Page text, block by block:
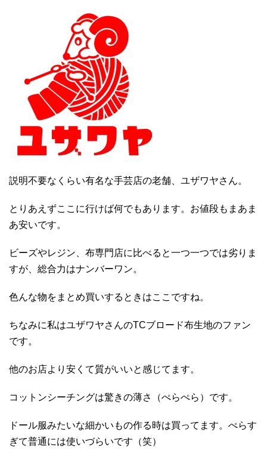
説明不要なくらい有名な手芸店の老舗、ユザワヤさん。
とりあえずここに行けば何でもあります。お値段もまあま
あ安いです。
ビーズやレジン、布専門店に比べると一つ一つでは劣りま
すが、総合力はナンバーワン。
色んな物をまとめ買いするときはここですね。
ちなみに私はユザワヤさんのTCブロード布生地のファン
です。
他のお店より安くて質がいいと感じてます。
コットンシーチングは驚きの薄さ（ぺらぺら）です。
ドール服みたいな細かいもの作る時は買ってます。ぺらす
ぎて普通には使いづらいです（笑）